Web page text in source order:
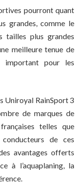
pourront quant
grandes, comme le
tailles plus grandes
meilleure tenue de
important pour les
Uniroyal RainSport 3
de marques de
telles que
de ces
avantages offerts
à l’aquaplaning, la